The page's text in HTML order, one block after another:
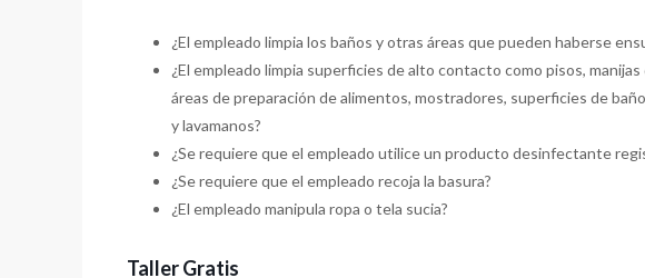
¿El empleado limpia los baños y otras áreas que pueden haberse
¿El empleado limpia superficies de alto contacto como pisos,
áreas de preparación de alimentos, mostradores, superficies de
y lavamanos?
¿Se requiere que el empleado utilice un producto desinfectante
¿Se requiere que el empleado recoja la basura?
¿El empleado manipula ropa o tela sucia?
Taller Gratis